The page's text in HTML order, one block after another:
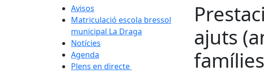
Avisos
Matriculació escola bressol
municipal La Draga
Notícies
Agenda
Plens en directe
ajuts